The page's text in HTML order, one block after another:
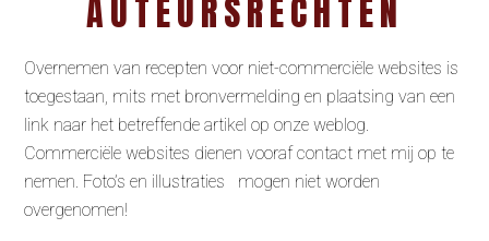
AUTEURSRECHTEN
Overnemen van recepten voor niet-commerciële websites is
toegestaan, mits met bronvermelding en plaatsing van een
link naar het betreffende artikel op onze weblog.
Commerciële websites dienen vooraf contact met mij op te
nemen. Foto’s en illustraties mogen niet worden
overgenomen!